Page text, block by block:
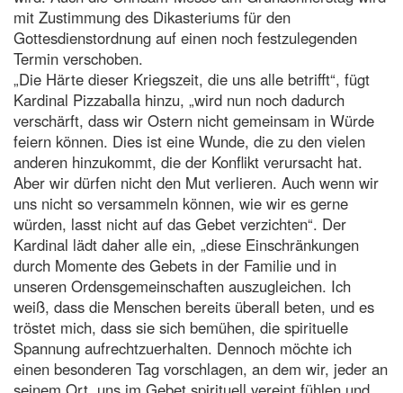
mit Zustimmung des Dikasteriums für den
Gottesdienstordnung auf einen noch festzulegenden
Termin verschoben.
„Die Härte dieser Kriegszeit, die uns alle betrifft“, fügt
Kardinal Pizzaballa hinzu, „wird nun noch dadurch
verschärft, dass wir Ostern nicht gemeinsam in Würde
feiern können. Dies ist eine Wunde, die zu den vielen
anderen hinzukommt, die der Konflikt verursacht hat.
Aber wir dürfen nicht den Mut verlieren. Auch wenn wir
uns nicht so versammeln können, wie wir es gerne
würden, lasst nicht auf das Gebet verzichten“. Der
Kardinal lädt daher alle ein, „diese Einschränkungen
durch Momente des Gebets in der Familie und in
unseren Ordensgemeinschaften auszugleichen. Ich
weiß, dass die Menschen bereits überall beten, und es
tröstet mich, dass sie sich bemühen, die spirituelle
Spannung aufrechtzuerhalten. Dennoch möchte ich
einen besonderen Tag vorschlagen, an dem wir, jeder an